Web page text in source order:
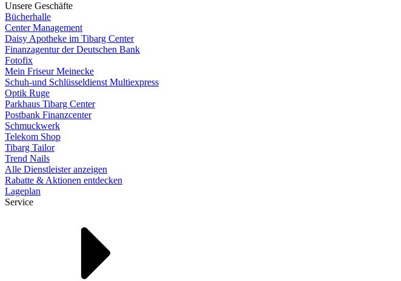
Unsere Geschäfte
Bücherhalle
Center Management
Daisy Apotheke im Tibarg Center
Finanzagentur der Deutschen Bank
Fotofix
Mein Friseur Meinecke
Schuh-und Schlüsseldienst Multiexpress
Optik Ruge
Parkhaus Tibarg Center
Postbank Finanzcenter
Schmuckwerk
Telekom Shop
Tibarg Tailor
Trend Nails
Alle Dienstleister anzeigen
Rabatte & Aktionen entdecken
Lageplan
Service